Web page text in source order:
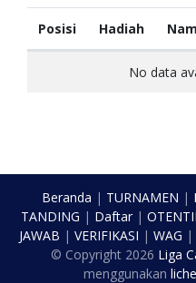
Posisi Hadiah
No data
Beranda | TURNAMEN |
TANDING | Daftar|
JAWAB | VERIFIKASI | WAG |
© Copyright 2026 Liga
menggunakan